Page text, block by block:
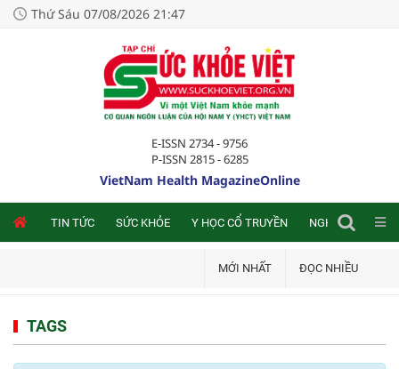
Thứ Sáu 07/08/2026 21:47
E-ISSN 2734 - 9756
P-ISSN 2815 - 6285
VietNam Health MagazineOnline
TIN TỨC SỨC KHỎE Y HỌC CỔ TRUYỀN NGHIÊN CỨU
MỚI NHẤT ĐỌC NHIỀU
TAGS